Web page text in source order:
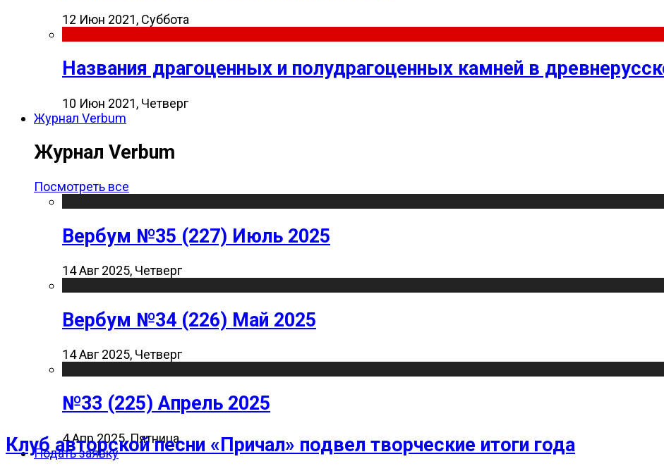
12 Июн 2021, Суббота
Названия драгоценных и полудрагоценных камней в
10 Июн 2021, Четверг
Журнал Verbum
Журнал Verbum
Посмотреть все
Вербум №35 (227) Июль 2025
14 Авг 2025, Четверг
Вербум №34 (226) Май 2025
14 Авг 2025, Четверг
№33 (225) Апрель 2025
4 Апр 2025, Пятница
Подать заявку
Клуб авторской песни «Причал» подвел творческие итоги года